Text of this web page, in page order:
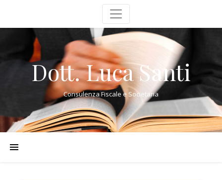
Dott. Luca Santi
Consulenza Fiscale e Societaria